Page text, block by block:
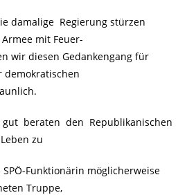
damalige Regierung stürzen
mit Feuer-
wir diesen Gedankengang für
beraten den Republikanischen
zu
Funktionärin möglicherweise
Truppe,